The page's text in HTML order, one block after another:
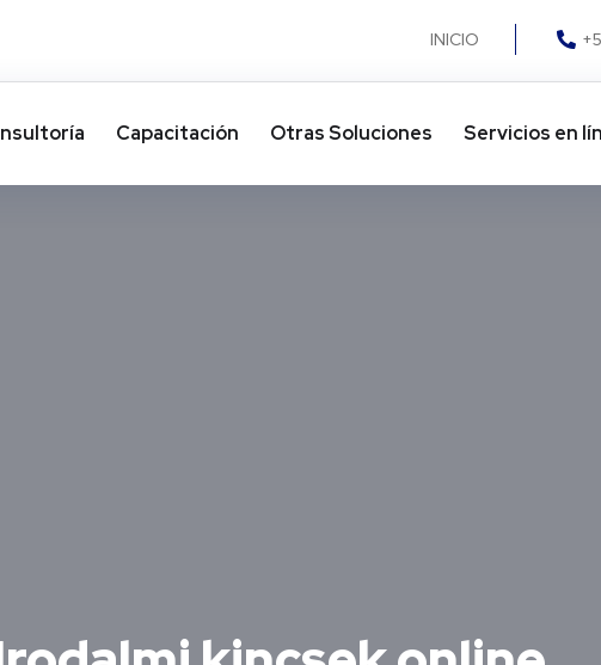
INICIO
Capacitación Otras Soluciones​ Servicios en